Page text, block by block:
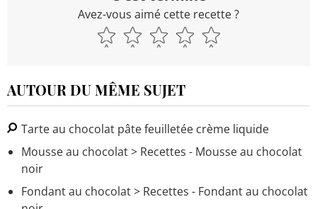
Avez-vous aimé cette recette ?
AUTOUR DU MÊME SUJET
Tarte au chocolat pâte feuilletée crème liquide
Mousse au chocolat> Recettes - Mousse au chocolat
noir
Fondant au chocolat> Recettes - Fondant au chocolat